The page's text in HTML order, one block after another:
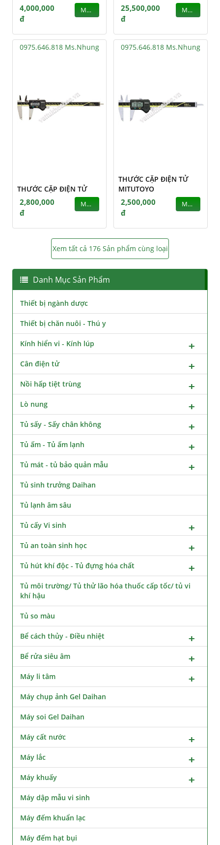
4,000,000
đ
MUA
25,500,000
đ
MUA
0975.646.818 Ms.Nhung
THƯỚC CẶP ĐIỆN TỬ
2,800,000
đ
MUA
0975.646.818 Ms.Nhung
THƯỚC CẶP ĐIỆN TỬ
MITUTOYO
2,500,000
đ
MUA
Xem tất cả 176 Sản phẩm cùng loại
Danh Mục Sản Phẩm
Thiết bị ngành dược
Thiết bị chăn nuôi - Thú y
Kính hiển vi - Kính lúp
Cân điện tử
Nồi hấp tiệt trùng
Lò nung
Tủ sấy - Sấy chân không
Tủ ấm - Tủ ấm lạnh
Tủ mát - tủ bảo quản mẫu
Tủ sinh trưởng Daihan
Tủ lạnh âm sâu
Tủ cấy Vi sinh
Tủ an toàn sinh học
Tủ hút khí độc - Tủ đựng hóa chất
Tủ môi trường/ Tủ thử lão hóa thuốc cấp tốc/ tủ vi
khí hậu
Tủ so màu
Bể cách thủy - Điều nhiệt
Bể rửa siêu âm
Máy li tâm
Máy chụp ảnh Gel Daihan
Máy soi Gel Daihan
Máy cất nước
Máy lắc
Máy khuấy
Máy dập mẫu vi sinh
Máy đếm khuẩn lạc
Máy đếm hạt bụi